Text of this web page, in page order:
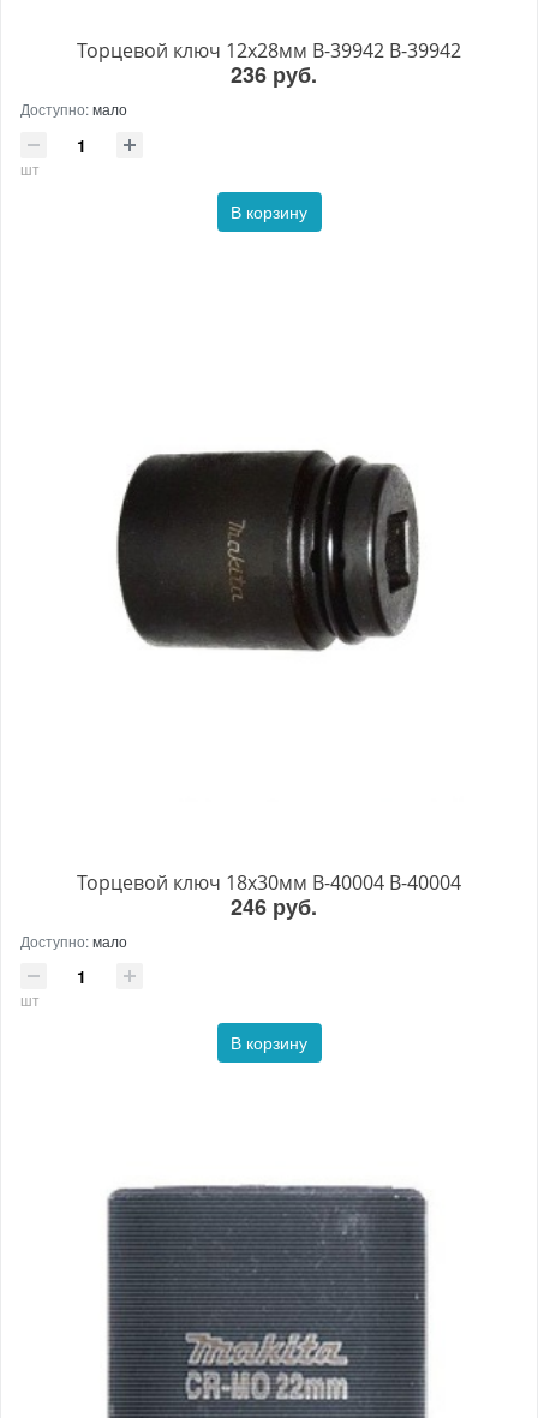
Торцевой ключ 12x28мм B-39942 B-39942
236 руб.
Доступно:мало
шт
В корзину
Торцевой ключ 18x30мм B-40004 B-40004
246 руб.
Доступно:мало
шт
В корзину